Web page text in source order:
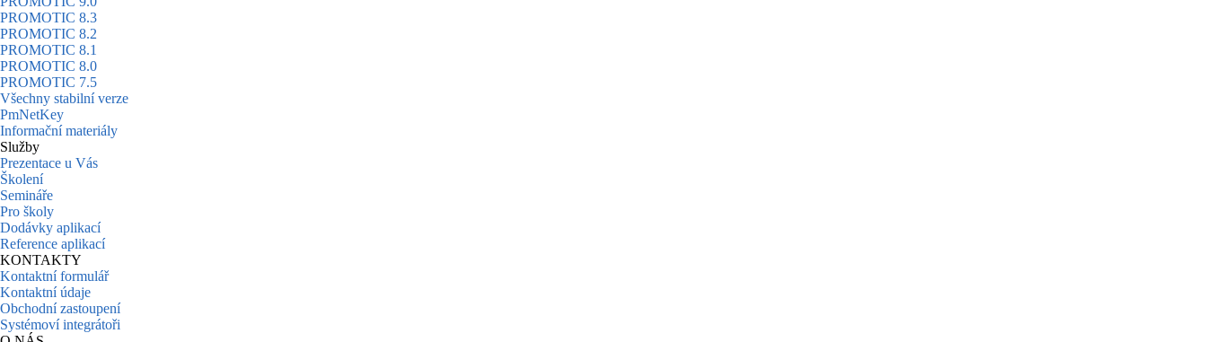
PROMOTIC 8.3
PROMOTIC 8.2
PROMOTIC 8.1
PROMOTIC 8.0
PROMOTIC 7.5
Všechny stabilní verze
PmNetKey
Informační materiály
Služby
Prezentace u Vás
Školení
Semináře
Pro školy
Dodávky aplikací
Reference aplikací
KONTAKTY
Kontaktní formulář
Kontaktní údaje
Obchodní zastoupení
Systémoví integrátoři